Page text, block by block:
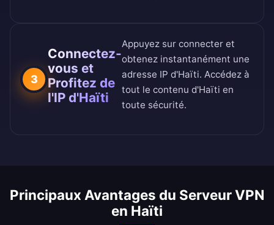
3
Connectez-
vous et
Profitez de
l'IP d'Haïti
Appuyez sur connecter et
obtenez instantanément une
adresse IP d'Haïti. Accédez à
tout le contenu d'Haïti en
toute sécurité.
Principaux Avantages du Serveur VPN
en Haïti